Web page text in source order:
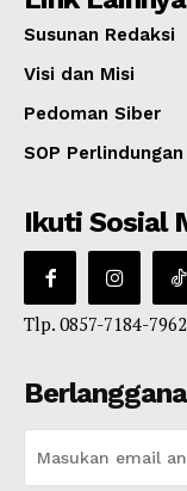
Susunan Redaksi
Visi dan Misi
Pedoman Siber
SOP
Ikuti Sosial
Tlp. 0857-7184-7962